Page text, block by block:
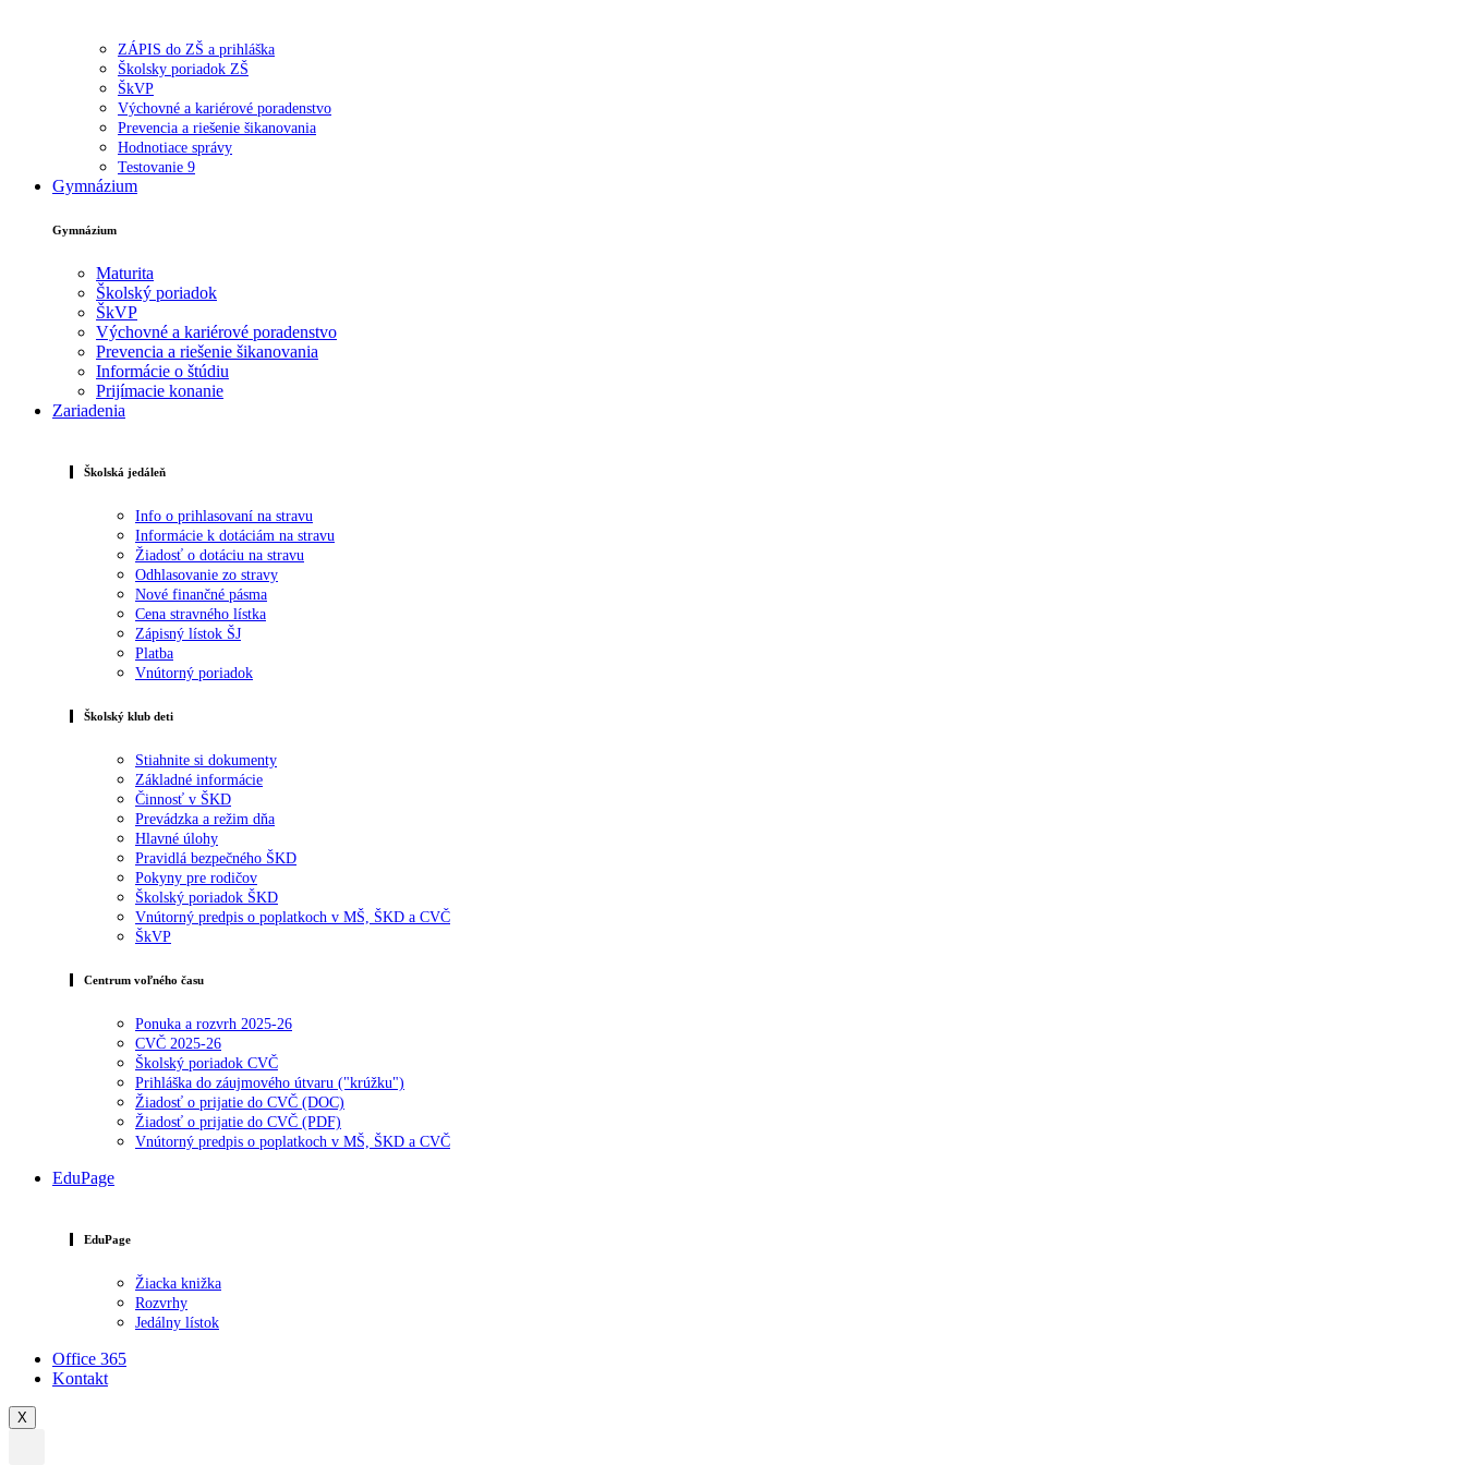
ZÁPIS do ZŠ a prihláška
Školsky poriadok ZŠ
ŠkVP
Výchovné a kariérové poradenstvo
Prevencia a riešenie šikanovania
Hodnotiace správy
Testovanie 9
Gymnázium
Gymnázium
Maturita
Školský poriadok
ŠkVP
Výchovné a kariérové poradenstvo
Prevencia a riešenie šikanovania
Informácie o štúdiu
Prijímacie konanie
Zariadenia
Školská jedáleň
Info o prihlasovaní na stravu
Informácie k dotáciám na stravu
Žiadosť o dotáciu na stravu
Odhlasovanie zo stravy
Nové finančné pásma
Cena stravného lístka
Zápisný lístok ŠJ
Platba
Vnútorný poriadok
Školský klub deti
Stiahnite si dokumenty
Základné informácie
Činnosť v ŠKD
Prevádzka a režim dňa
Hlavné úlohy
Pravidlá bezpečného ŠKD
Pokyny pre rodičov
Školský poriadok ŠKD
Vnútorný predpis o poplatkoch v MŠ, ŠKD a CVČ
ŠkVP
Centrum voľného času
Ponuka a rozvrh 2025-26
CVČ 2025-26
Školský poriadok CVČ
Prihláška do záujmového útvaru ("krúžku")
Žiadosť o prijatie do CVČ (DOC)
Žiadosť o prijatie do CVČ (PDF)
Vnútorný predpis o poplatkoch v MŠ, ŠKD a CVČ
EduPage
EduPage
Žiacka knižka
Rozvrhy
Jedálny lístok
Office 365
Kontakt
X